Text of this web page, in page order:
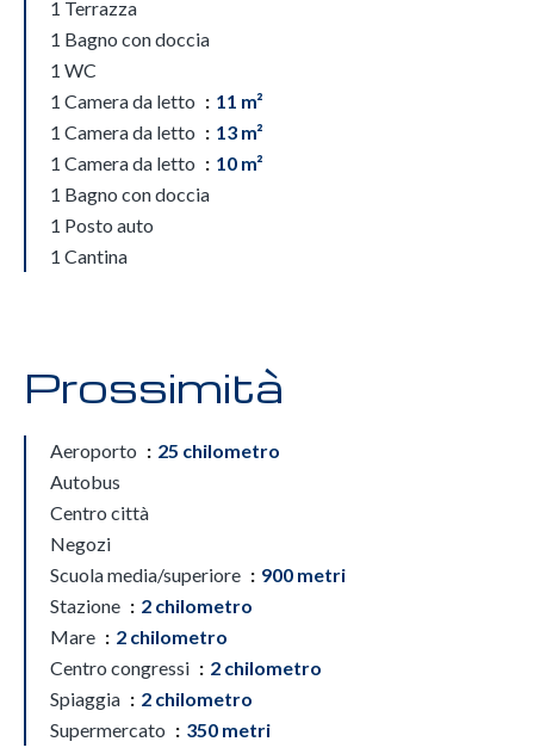
1 Terrazza
1 Bagno con doccia
1 WC
1 Camera da letto
11 m²
1 Camera da letto
13 m²
1 Camera da letto
10 m²
1 Bagno con doccia
1 Posto auto
1 Cantina
Prossimità
Aeroporto
25 chilometro
Autobus
Centro città
Negozi
Scuola media/superiore
900 metri
Stazione
2 chilometro
Mare
2 chilometro
Centro congressi
2 chilometro
Spiaggia
2 chilometro
Supermercato
350 metri